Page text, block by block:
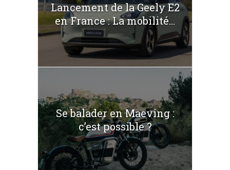
Lancement de la Geely E2
en France : La mobilité...
Se balader en Maeving :
c’est possible ?